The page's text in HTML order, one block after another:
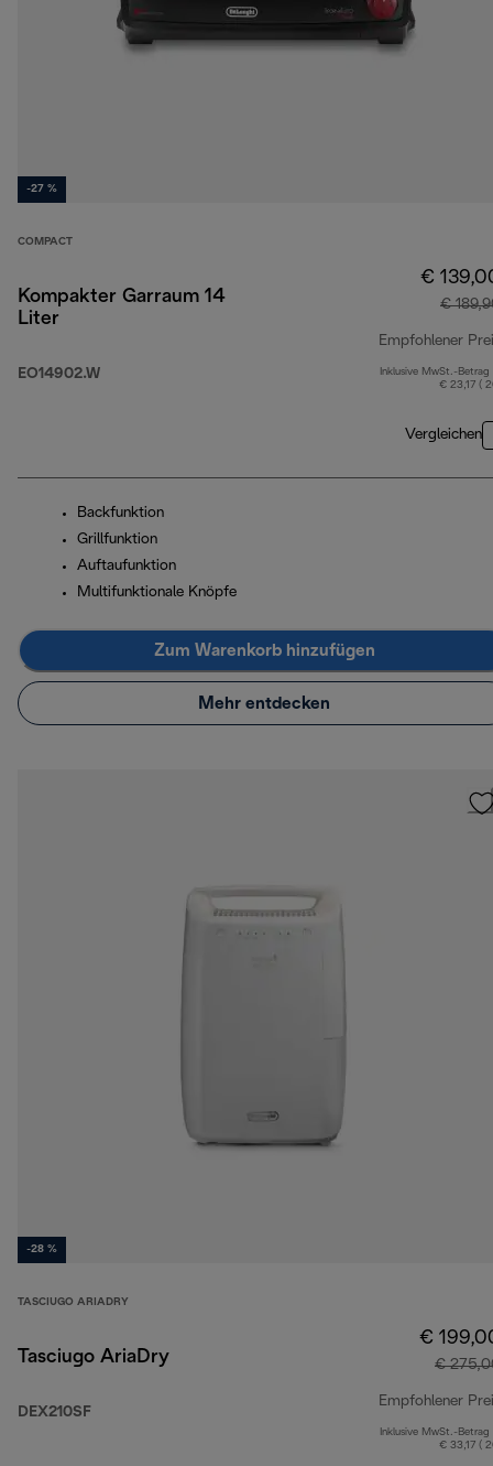
-27 %
COMPACT
Kompakter Garraum 14
Liter
EO14902.W
€
€
Empfohlener
Inklusive MwSt.-Betrag
€ 23,17 (
Vergleichen
Backfunktion
Grillfunktion
Auftaufunktion
Multifunktionale Knöpfe
Zum Warenkorb hinzufügen
Mehr entdecken
-28 %
TASCIUGO ARIADRY
Tasciugo AriaDry
DEX210SF
€
€
Empfohlener
Inklusive MwSt.-Betrag
€ 33,17 (